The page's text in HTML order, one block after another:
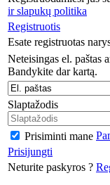
ir slapukų politika
Registruotis
Esate registruotas
Neteisingas el. paštas
Bandykite dar kartą.
Slaptažodis
Prisiminti mane
Prisijungti
Neturite paskyros ?